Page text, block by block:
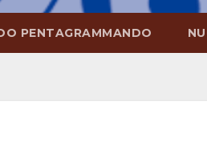
PENTAGRAMMANDO